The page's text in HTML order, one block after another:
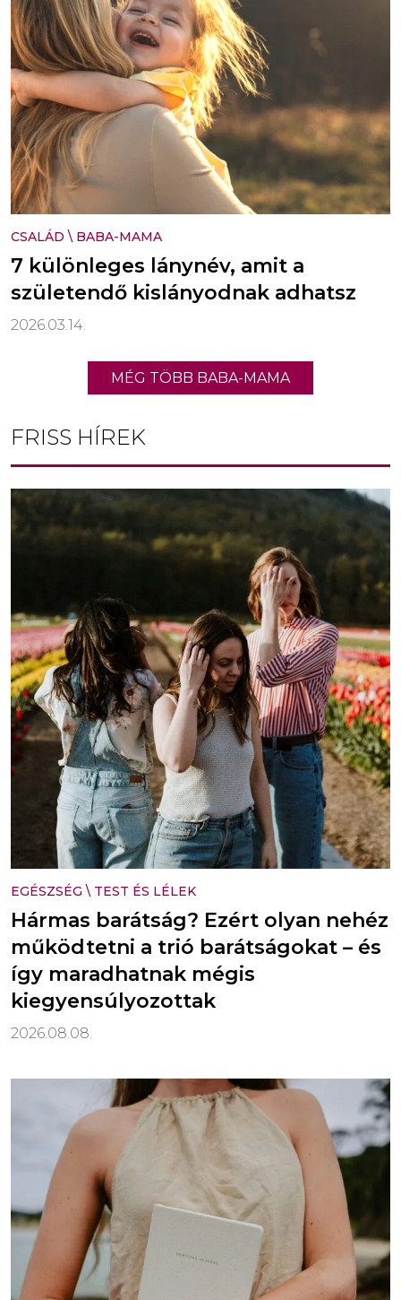
CSALÁD \ BABA-MAMA
7 különleges lánynév, amit a
születendő kislányodnak adhatsz
2026.03.14.
MÉG TÖBB BABA-MAMA
FRISS HÍREK
EGÉSZSÉG \ TEST ÉS LÉLEK
Hármas barátság? Ezért olyan nehéz
működtetni a trió barátságokat – és
így maradhatnak mégis
kiegyensúlyozottak
2026.08.08.